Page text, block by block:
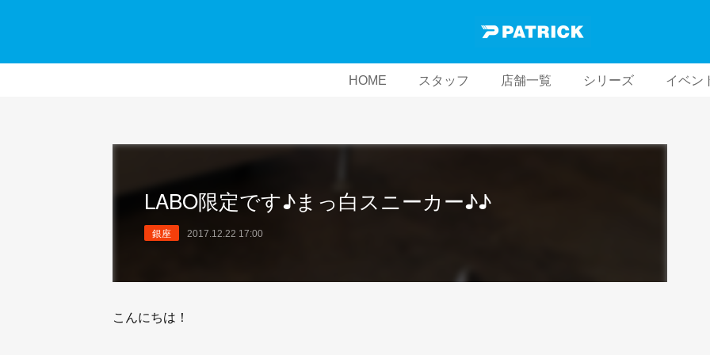
HOME スタッフ 店舗一覧 シリーズ イベン
LABO限定です♪まっ白スニーカー♪♪
銀座 2017.12.22 17:00
こんにちは！